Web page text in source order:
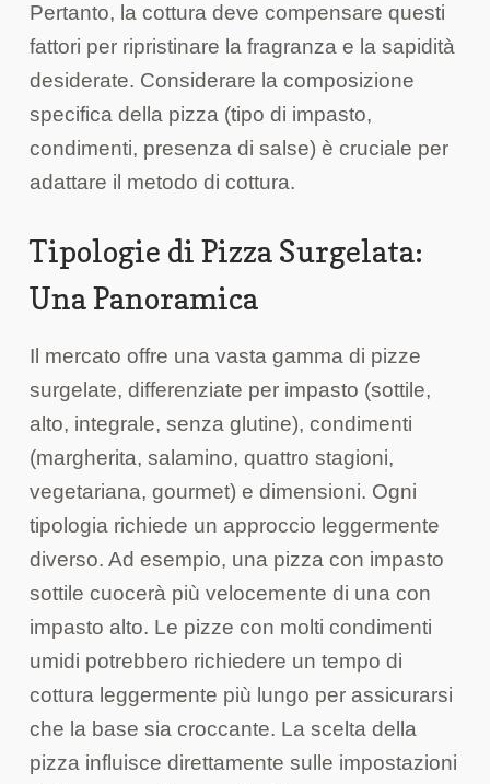
Pertanto, la cottura deve compensare questi
fattori per ripristinare la fragranza e la sapidità
desiderate. Considerare la composizione
specifica della pizza (tipo di impasto,
condimenti, presenza di salse) è cruciale per
adattare il metodo di cottura.
Tipologie di Pizza Surgelata:
Una Panoramica
Il mercato offre una vasta gamma di pizze
surgelate, differenziate per impasto (sottile,
alto, integrale, senza glutine), condimenti
(margherita, salamino, quattro stagioni,
vegetariana, gourmet) e dimensioni. Ogni
tipologia richiede un approccio leggermente
diverso. Ad esempio, una pizza con impasto
sottile cuocerà più velocemente di una con
impasto alto. Le pizze con molti condimenti
umidi potrebbero richiedere un tempo di
cottura leggermente più lungo per assicurarsi
che la base sia croccante. La scelta della
pizza influisce direttamente sulle impostazioni